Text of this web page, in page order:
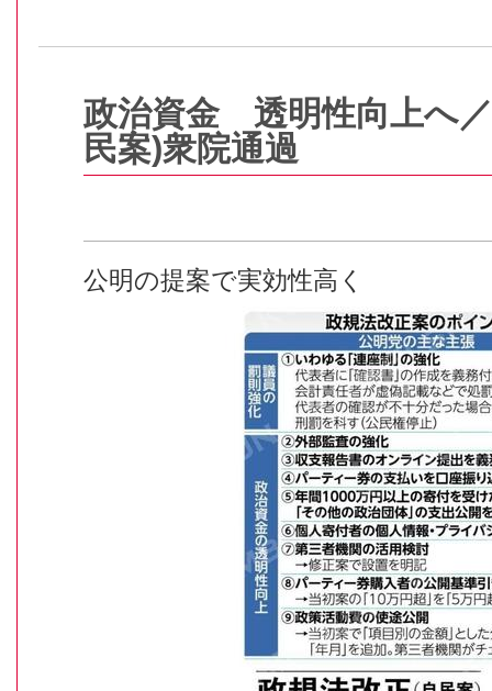
政治資金 透明性向上へ
民案)衆院通過
公明の提案で実効性高く